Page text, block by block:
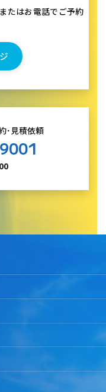
たはお電話でご予約
･見積依頼